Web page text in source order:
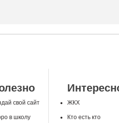
свой сайт
в школу
ЖКХ
Кто есть кто